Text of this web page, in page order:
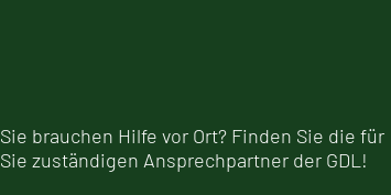
Sie brauchen Hilfe vor Ort? Finden Sie die für
Sie zuständigen Ansprechpartner der GDL!